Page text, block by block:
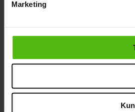
Marketing
Philip May på Smukfest for